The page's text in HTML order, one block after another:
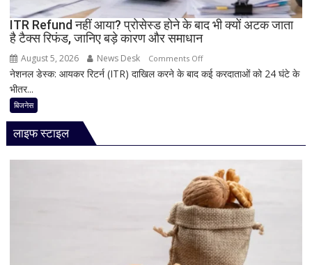
Vivo
S2
ITR Refund नहीं आया? प्रोसेस्ड होने के बाद भी क्यों अटक जाता
है टैक्स रिफंड, जानिए बड़े कारण और समाधान
August 5, 2026 News Desk Comments Offon
ITR
बाद
भी
क्यों
अटक
जाता
है
नेशनल डेस्क: आयकर रिटर्न (ITR) दाखिल करने के बाद कई करदाताओं को 24 घंटे के
भीतर...
बिजनेस
लाइफ स्टाइल